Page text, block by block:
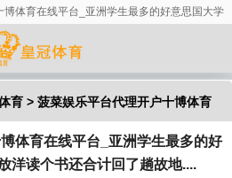
体育在线平台_亚洲学生最多的好意思国大学
地....
育 > 菠菜娱乐平台代理开户十博体育
思国大学Top15！放洋读个书还合计
体育在线平台_亚洲学生最多的好
洋读个书还合计回了趟故地....